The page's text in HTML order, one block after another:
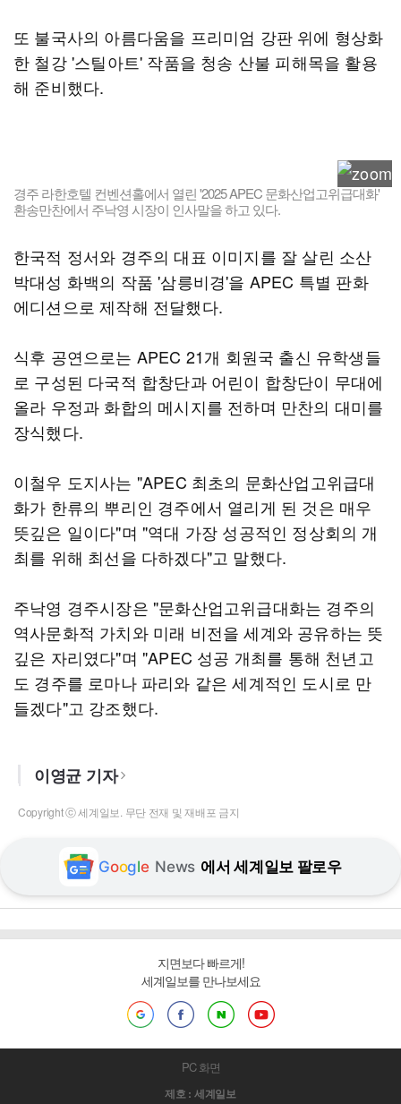
또 불국사의 아름다움을 프리미엄 강판 위에 형상화
한 철강 '스틸아트' 작품을 청송 산불 피해목을 활용
해 준비했다.
경주 라한호텔 컨벤션홀에서 열린 '2025 APEC 문화산업고위급대화'
환송만찬에서 주낙영 시장이 인사말을 하고 있다.
한국적 정서와 경주의 대표 이미지를 잘 살린 소산
박대성 화백의 작품 '삼릉비경'을 APEC 특별 판화
에디션으로 제작해 전달했다.
식후 공연으로는 APEC 21개 회원국 출신 유학생들
로 구성된 다국적 합창단과 어린이 합창단이 무대에
올라 우정과 화합의 메시지를 전하며 만찬의 대미를
장식했다.
이철우 도지사는 "APEC 최초의 문화산업고위급대
화가 한류의 뿌리인 경주에서 열리게 된 것은 매우
뜻깊은 일이다"며 "역대 가장 성공적인 정상회의 개
최를 위해 최선을 다하겠다"고 말했다.
주낙영 경주시장은 "문화산업고위급대화는 경주의
역사문화적 가치와 미래 비전을 세계와 공유하는 뜻
깊은 자리였다"며 "APEC 성공 개최를 통해 천년고
도 경주를 로마나 파리와 같은 세계적인 도시로 만
들겠다"고 강조했다.
이영균 기자
Copyright ⓒ 세계일보. 무단 전재 및 재배포 금지
Google News 에서 세계일보 팔로우
지면보다 빠르게!
세계일보를 만나보세요
PC 화면
제호 : 세계일보